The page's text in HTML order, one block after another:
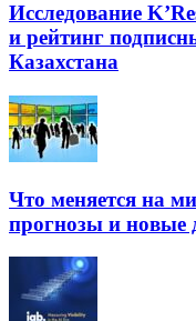
Исследование
и рейтинг
Казахстана
Что меняется на
прогнозы и новые